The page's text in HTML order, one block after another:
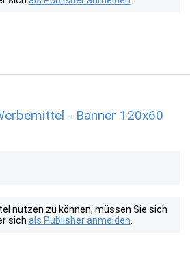
- Banner 120x60
nutzen zu können, müssen Sie sich
sich als Publisher anmelden